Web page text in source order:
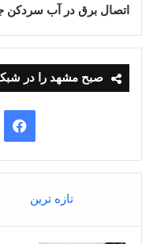
اتصال برق در آب سردکن جان جوان ۲۲ ساله
صبح مشهد را در
تازه ترین